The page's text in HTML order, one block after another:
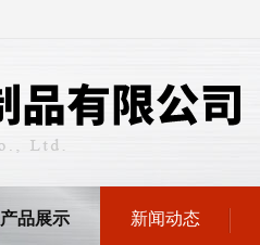
产品展示 新闻动态